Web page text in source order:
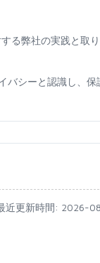
る弊社の実践と取
バシーと認識し、保
近更新時間: 2026-